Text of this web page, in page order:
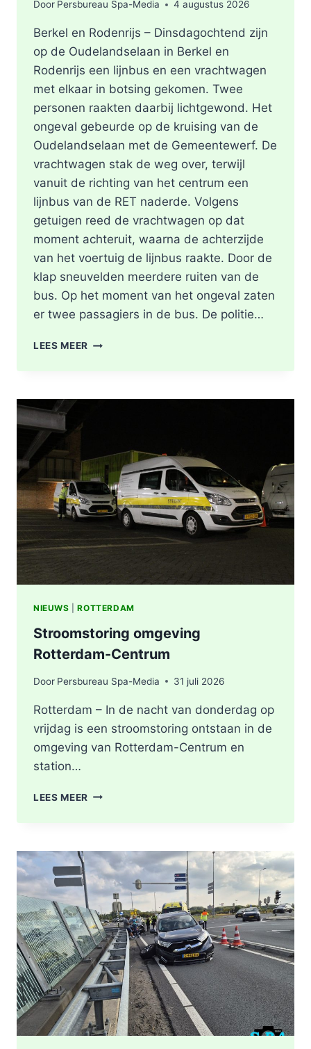
Door Persbureau Spa-Media 4 augustus 2026
Berkel en Rodenrijs – Dinsdagochtend zijn
op de Oudelandselaan in Berkel en
Rodenrijs een lijnbus en een vrachtwagen
met elkaar in botsing gekomen. Twee
personen raakten daarbij lichtgewond. Het
ongeval gebeurde op de kruising van de
Oudelandselaan met de Gemeentewerf. De
vrachtwagen stak de weg over, terwijl
vanuit de richting van het centrum een
lijnbus van de RET naderde. Volgens
getuigen reed de vrachtwagen op dat
moment achteruit, waarna de achterzijde
van het voertuig de lijnbus raakte. Door de
klap sneuvelden meerdere ruiten van de
bus. Op het moment van het ongeval zaten
er twee passagiers in de bus. De politie…
LEES MEER LICHTGEWONDEN
VRACHTWAGEN
IN
BERKEL
EN
RODENRIJS
NIEUWS |ROTTERDAM
Stroomstoring omgeving
Rotterdam-Centrum
Door Persbureau Spa-Media 31 juli 2026
Rotterdam – In de nacht van donderdag op
vrijdag is een stroomstoring ontstaan in de
omgeving van Rotterdam-Centrum en
station…
LEES MEER STROOMSTORING